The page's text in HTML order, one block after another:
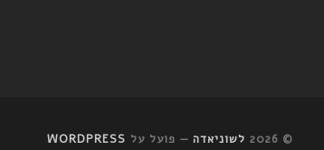
© 2026 לשוניאדה — פועל על WORDPRESS